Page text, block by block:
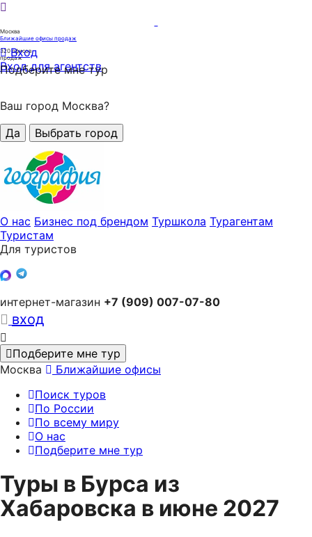
Москва
Ближайшие офисы продаж
320офисов
продаж
Вход
Вход для агентств
Подберите мне тур
Ваш город Москва?
Да
Выбрать город
О нас Бизнес под брендом Туршкола Турагентам
Туристам
Для туристов
интернет-магазин +7 (909) 007-07-80
вход
Подберите мне тур
Москва
Ближайшие офисы
Поиск туров
По России
По всему миру
О нас
Подберите мне тур
Туры в Бурса из
Хабаровска в июне 2027